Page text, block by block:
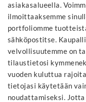
asiakasalueella.
ilmoittaaksemme
portfoliomme
sähköpostitse.
velvollisuutemme on
tilaustietosi
vuoden kuluttua
tietojasi käytetään
noudattamiseksi.